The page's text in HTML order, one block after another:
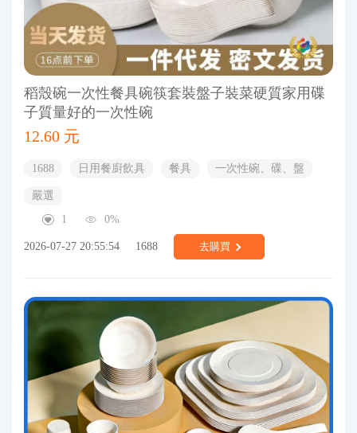
稻殼碗一次性餐具碗筷套裝盤子裝菜硬質家用碟
子質量好的一次性碗
12.60 元
1688 日用餐廚飲具 餐具 一次性碗、碟、盤
嚴選
1
0%
2026-07-27 20:55:54 1688 去購買